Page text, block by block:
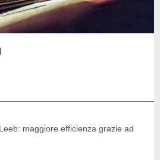
maggiore efficienza grazie ad